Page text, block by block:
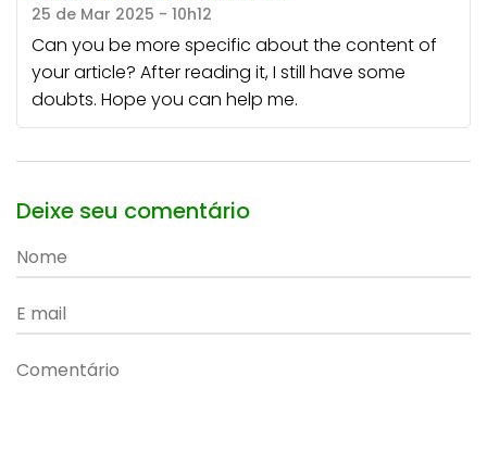
25 de Mar 2025 - 10h12
Can you be more specific about the content of
your article? After reading it, I still have some
doubts. Hope you can help me.
Deixe seu comentário